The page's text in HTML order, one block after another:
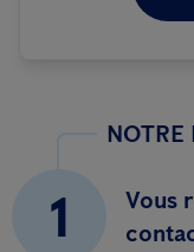
NOTRE
1
Vous